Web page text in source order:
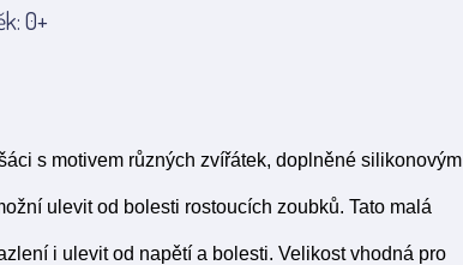
0+
s motivem různých zvířátek, doplněné silikonovým
ulevit od bolesti rostoucích zoubků. Tato malá
i ulevit od napětí a bolesti. Velikost vhodná pro